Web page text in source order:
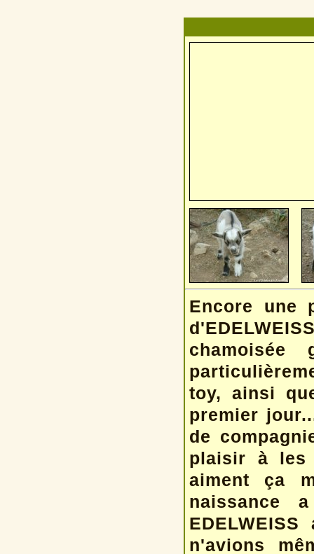
Encore une
toy, ainsi
premier
de
plaisir à
aiment ça
naissance
n'avions